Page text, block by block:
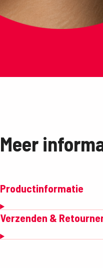
Meer
Productinformatie
Verzenden &